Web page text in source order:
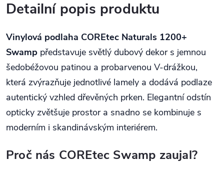
Detailní popis produktu
Vinylová podlaha COREtec Naturals 1200+
Swamp představuje světlý dubový dekor s jemnou
šedobéžovou patinou a probarvenou V-drážkou,
která zvýrazňuje jednotlivé lamely a dodává podlaze
autentický vzhled dřevěných prken. Elegantní odstín
opticky zvětšuje prostor a snadno se kombinuje s
moderním i skandinávským interiérem.
Proč nás COREtec Swamp zaujal?